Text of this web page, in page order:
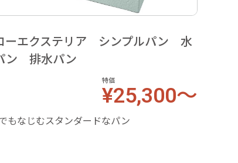
ーエクステリア シンプルパン 水
ン 排水パン
特価
¥25,300～
もなじむスタンダードなパン